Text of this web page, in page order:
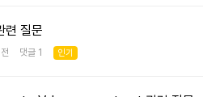
질문
전 댓글 1 인기